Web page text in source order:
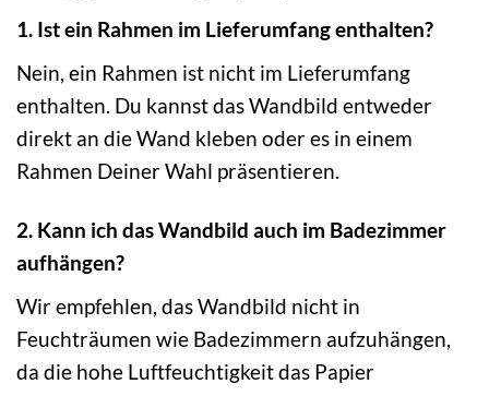
1. Ist ein Rahmen im Lieferumfang enthalten?
Nein, ein Rahmen ist nicht im Lieferumfang
enthalten. Du kannst das Wandbild entweder
direkt an die Wand kleben oder es in einem
Rahmen Deiner Wahl präsentieren.
2. Kann ich das Wandbild auch im Badezimmer
aufhängen?
Wir empfehlen, das Wandbild nicht in
Feuchträumen wie Badezimmern aufzuhängen,
da die hohe Luftfeuchtigkeit das Papier